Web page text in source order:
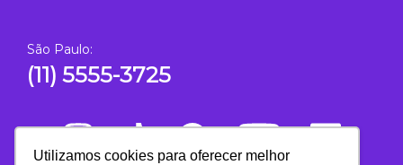
Utilizamos cookies para oferecer melhor
São Paulo:
(11) 5555-3725